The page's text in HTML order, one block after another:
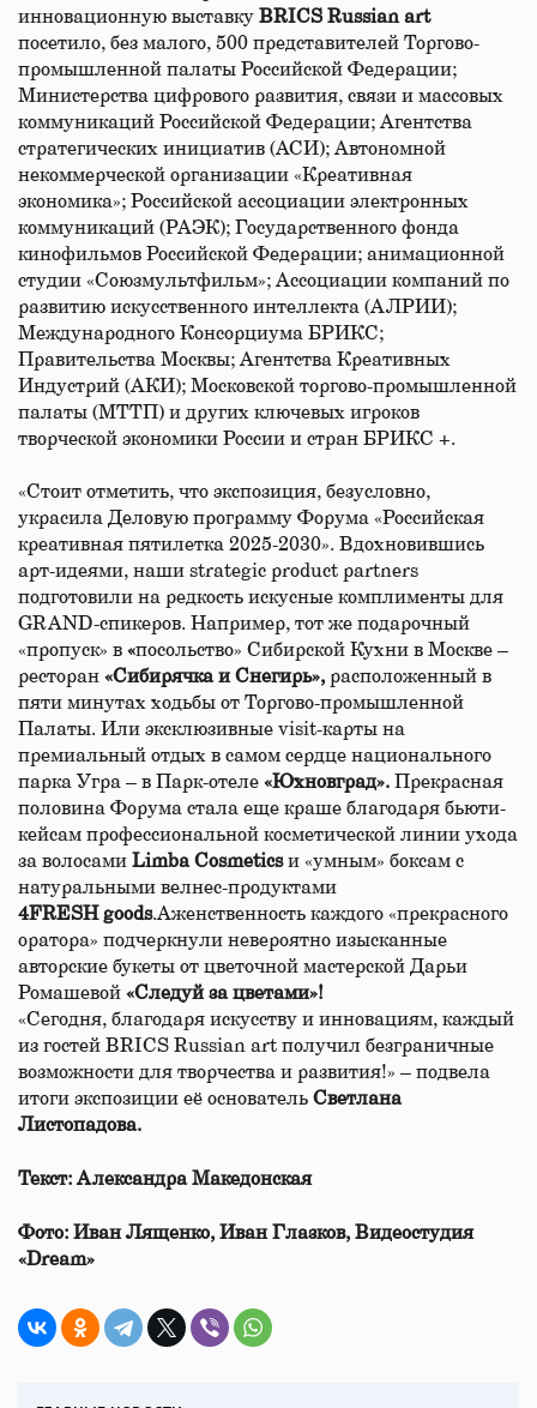
инновационную выставку BRICS Russian art
посетило, без малого, 500 представителей Торгово-
промышленной палаты Российской Федерации;
Министерства цифрового развития, связи и массовых
коммуникаций Российской Федерации; Агентства
стратегических инициатив (АСИ); Автономной
некоммерческой организации «Креативная
экономика»; Российской ассоциации электронных
коммуникаций (РАЭК); Государственного фонда
кинофильмов Российской Федерации; анимационной
студии «Союзмультфильм»; Ассоциации компаний по
развитию искусственного интеллекта (АЛРИИ);
Международного Консорциума БРИКС;
Правительства Москвы; Агентства Креативных
Индустрий (АКИ); Московской торгово-промышленной
палаты (МТТП) и других ключевых игроков
творческой экономики России и стран БРИКС +.
«Стоит отметить, что экспозиция, безусловно,
украсила Деловую программу Форума «Российская
креативная пятилетка 2025-2030». Вдохновившись
арт-идеями, наши strategic product partners
подготовили на редкость искусные комплименты для
GRAND-спикеров. Например, тот же подарочный
«пропуск» в «посольство» Сибирской Кухни в Москве –
ресторан «Сибирячка и Снегирь», расположенный в
пяти минутах ходьбы от Торгово-промышленной
Палаты. Или эксклюзивные visit-карты на
премиальный отдых в самом сердце национального
парка Угра – в Парк-отеле «Юхновград».
Прекрасная
половина Форума стала еще краше благодаря бьюти-
кейсам профессиональной косметической линии ухода
за волосами Limba Cosmeticsи «умным» боксам с
натуральными велнес-продуктами
4FRESH goods.Аженственность каждого «прекрасного
оратора» подчеркнули невероятно изысканные
авторские букеты от цветочной мастерской Дарьи
Ромашевой «Следуй за цветами»!
«Сегодня, благодаря искусству и инновациям, каждый
из гостей BRICS Russian art получил безграничные
возможности для творчества и развития!» – подвела
итоги экспозиции её основатель Светлана
Листопадова.
Текст: Александра Македонская
Фото: Иван Лященко, Иван Глазков, Видеостудия
«Dream»